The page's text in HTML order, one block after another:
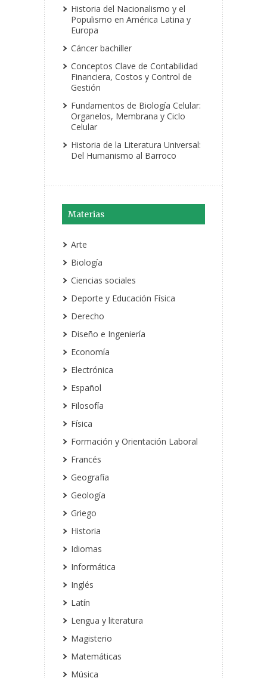
Historia del Nacionalismo y el
Populismo en América Latina y
Europa
Cáncer bachiller
Conceptos Clave de Contabilidad
Financiera, Costos y Control de
Gestión
Fundamentos de Biología Celular:
Organelos, Membrana y Ciclo
Celular
Historia de la Literatura Universal:
Del Humanismo al Barroco
Materias
Arte
Biología
Ciencias sociales
Deporte y Educación Física
Derecho
Diseño e Ingeniería
Economía
Electrónica
Español
Filosofía
Física
Formación y Orientación Laboral
Francés
Geografía
Geología
Griego
Historia
Idiomas
Informática
Inglés
Latín
Lengua y literatura
Magisterio
Matemáticas
Música